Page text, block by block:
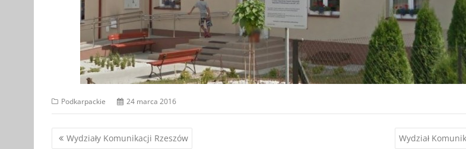
Podkarpackie 24 marca 2016
Nawigacja
Wydziały Komunikacji Rzeszów Wydział